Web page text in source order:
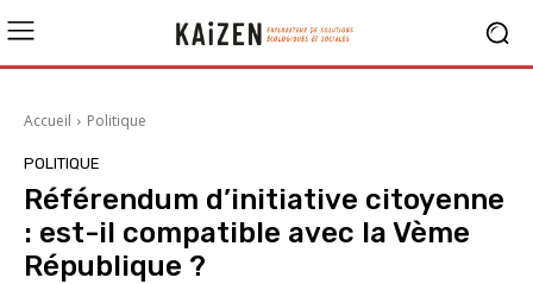
Accueil Politique
POLITIQUE
Référendum d’initiative citoyenne
: est-il compatible avec la Vème
République ?